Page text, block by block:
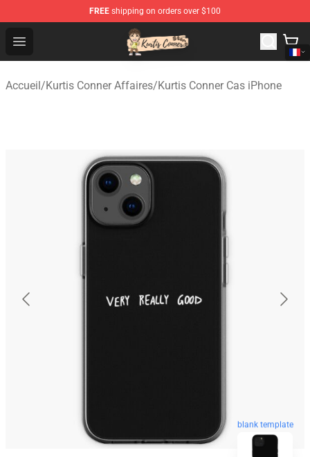
FREE shipping on orders over $100
Open menu
Kurtis Conner Store - Official Kurtis Conner Merchandise
Accueil/Kurtis Conner Affaires/Kurtis Conner Cas iPhone
blank template